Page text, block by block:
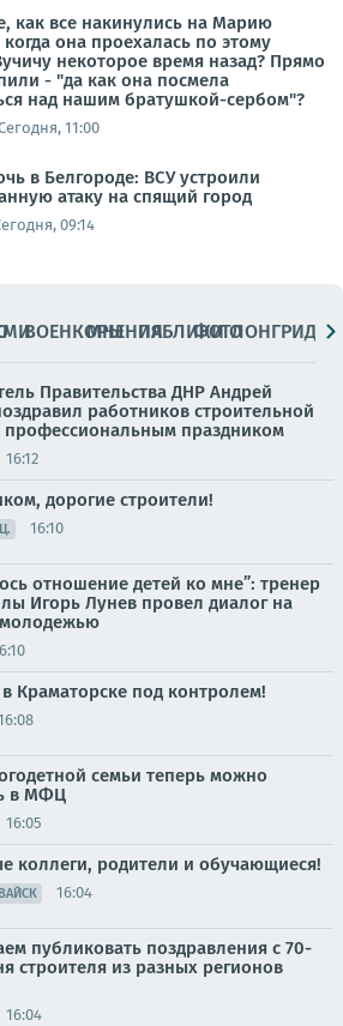
как все накинулись на Марию
когда она проехалась по этому
некоторое время назад? Прямо
- "да как она посмела
над нашим братушкой-сербом"?
11:00
в Белгороде: ВСУ устроили
атаку на спящий город
09:14
ВОЕНКОРЫМНЕНИЯПАБЛИКИ
ФОТОЛОНГРИДЫ
Правительства ДНР Андрей
работников строительной
профессиональным праздником
16:12
дорогие строители!
16:10
отношение детей ко мне”: тренер
Игорь Лунев провел диалог на
Краматорске под контролем!
семьи теперь можно
в МФЦ
16:05
коллеги, родители и обучающиеся!
16:04
публиковать поздравления с 70-
строителя из разных регионов
16:04